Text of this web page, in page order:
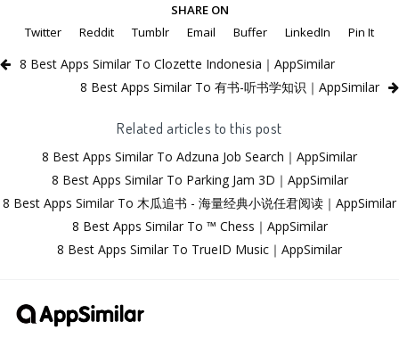
SHARE ON
Twitter
Reddit Tumblr Email Buffer LinkedIn Pin It
8 Best Apps Similar To Clozette Indonesia｜AppSimilar
8 Best Apps Similar To 有书-听书学知识｜AppSimilar
Related articles to this post
8 Best Apps Similar To Adzuna Job Search｜AppSimilar
8 Best Apps Similar To Parking Jam 3D｜AppSimilar
8 Best Apps Similar To 木瓜追书 - 海量经典小说任君阅读｜AppSimilar
8 Best Apps Similar To ™ Chess｜AppSimilar
8 Best Apps Similar To TrueID Music｜AppSimilar